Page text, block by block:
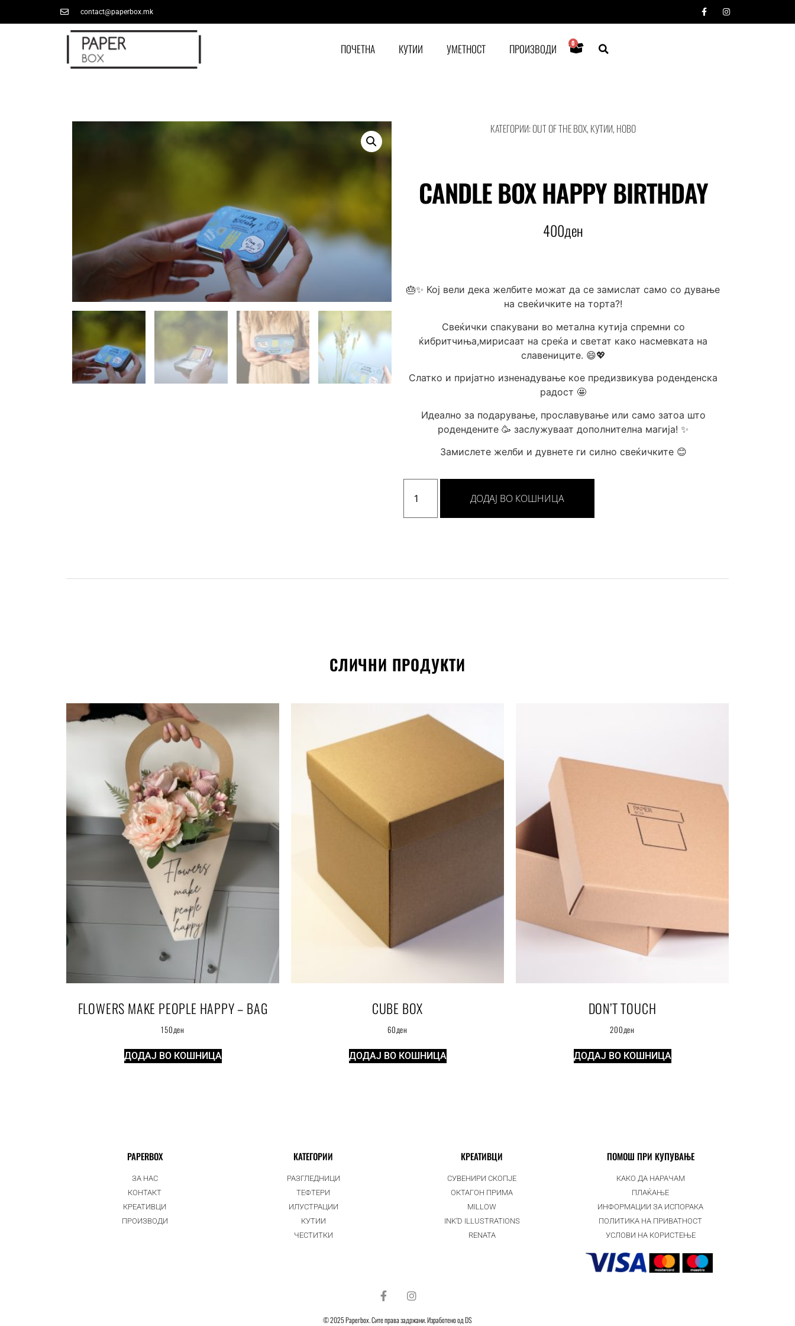
contact@paperbox.mk
ПОЧЕТНА КУТИИ УМЕТНОСТ ПРОИЗВОДИ 0
КАТЕГОРИИ:OUT OF THE BOX, КУТИИ, НОВО
CANDLE BOX HAPPY BIRTHDAY
400ден
🎂✨ Кој вели дека желбите можат да се замислат само со дување
на свеќичките на торта?!
Свеќички спакувани во метална кутија спремни со
ќибритчиња,мирисаат на среќа и светат како насмевката на
славениците. 😄💖
Слатко и пријатно изненадување кое предизвикува роденденска
радост 🤩
Идеално за подарување, прославување или само затоа што
родендените 🥳 заслужуваат дополнителна магија! ✨
Замислете желби и дувнете ги силно свеќичките 😊
ДОДАЈ ВО КОШНИЦА
СЛИЧНИ ПРОДУКТИ
FLOWERS MAKE PEOPLE HAPPY – BAG
150ден
ДОДАЈ ВО КОШНИЦА
CUBE BOX
60ден
ДОДАЈ ВО КОШНИЦА
DON’T TOUCH
200ден
ДОДАЈ ВО КОШНИЦА
PAPERBOX
ЗА НАС
КОНТАКТ
КРЕАТИВЦИ
ПРОИЗВОДИ
КАТЕГОРИИ
РАЗГЛЕДНИЦИ
ТЕФТЕРИ
ИЛУСТРАЦИИ
КУТИИ
ЧЕСТИТКИ
КРЕАТИВЦИ
СУВЕНИРИ СКОПЈЕ
ОКТАГОН ПРИМА
MILLOW
INK’D ILLUSTRATIONS
RENATA
ПОМОШ ПРИ КУПУВАЊЕ
КАКО ДА НАРАЧАМ
ПЛАЌАЊЕ
ИНФОРМАЦИИ ЗА ИСПОРАКА
ПОЛИТИКА НА ПРИВАТНОСТ
УСЛОВИ НА КОРИСТЕЊЕ
© 2025 Paperbox. Сите права задржани. Изработено од DS